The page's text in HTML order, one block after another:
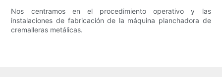
Nos centramos en el procedimiento operativo y las
instalaciones de fabricación de la máquina planchadora de
cremalleras metálicas.